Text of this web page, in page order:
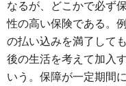
なるが、どこかで必ず
性の高い保険である。
の払い込みを満了して
後の生活を考えて加入
いう。保障が一定期間